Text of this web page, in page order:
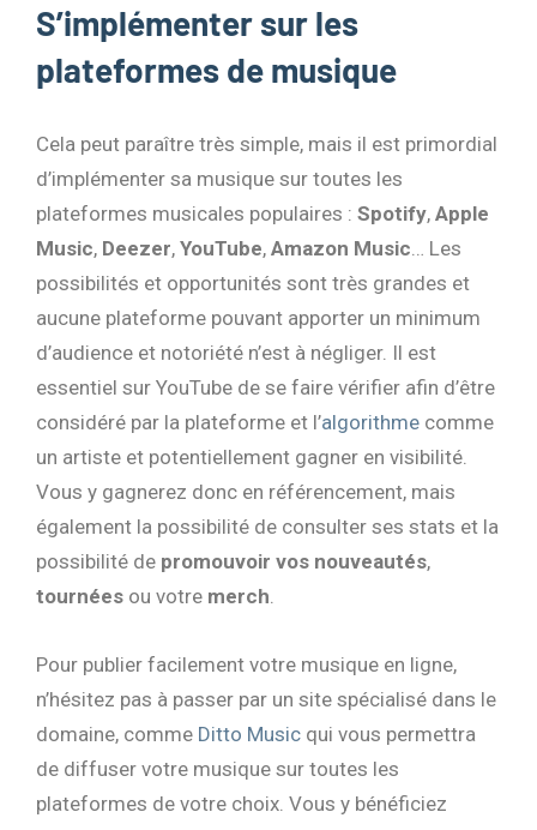
S’implémenter sur les
plateformes de musique
Cela peut paraître très simple, mais il est primordial
d’implémenter sa musique sur toutes les
plateformes musicales populaires : Spotify, Apple
Music, Deezer, YouTube, Amazon Music … Les
possibilités et opportunités sont très grandes et
aucune plateforme pouvant apporter un minimum
d’audience et notoriété n’est à négliger. Il est
essentiel sur YouTube de se faire vérifier afin d’être
considéré par la plateforme et l’algorithme comme
un artiste et potentiellement gagner en visibilité.
Vous y gagnerez donc en référencement, mais
également la possibilité de consulter ses stats et la
possibilité de promouvoir vos nouveautés,
tournées ou votre merch
Pour publier facilement votre musique en ligne,
n’hésitez pas à passer par un site spécialisé dans le
domaine, comme Ditto Music qui vous permettra
de diffuser votre musique sur toutes les
plateformes de votre choix. Vous y bénéficiez